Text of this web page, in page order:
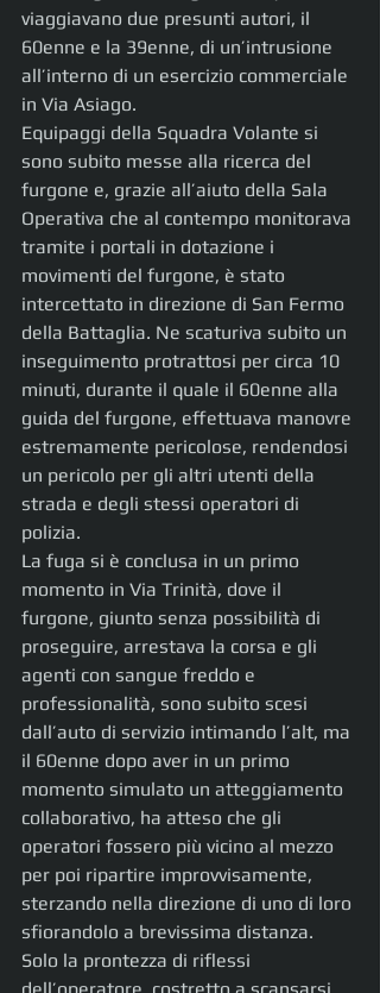
viaggiavano due presunti autori, il
60enne e la 39enne, di un’intrusione
all’interno di un esercizio commerciale
in Via Asiago.
Equipaggi della Squadra Volante si
sono subito messe alla ricerca del
furgone e, grazie all’aiuto della Sala
Operativa che al contempo monitorava
tramite i portali in dotazione i
movimenti del furgone, è stato
intercettato in direzione di San Fermo
della Battaglia. Ne scaturiva subito un
inseguimento protrattosi per circa 10
minuti, durante il quale il 60enne alla
guida del furgone, effettuava manovre
estremamente pericolose, rendendosi
un pericolo per gli altri utenti della
strada e degli stessi operatori di
polizia.
La fuga si è conclusa in un primo
momento in Via Trinità, dove il
furgone, giunto senza possibilità di
proseguire, arrestava la corsa e gli
agenti con sangue freddo e
professionalità, sono subito scesi
dall’auto di servizio intimando l’alt, ma
il 60enne dopo aver in un primo
momento simulato un atteggiamento
collaborativo, ha atteso che gli
operatori fossero più vicino al mezzo
per poi ripartire improvvisamente,
sterzando nella direzione di uno di loro
sfiorandolo a brevissima distanza.
Solo la prontezza di riflessi